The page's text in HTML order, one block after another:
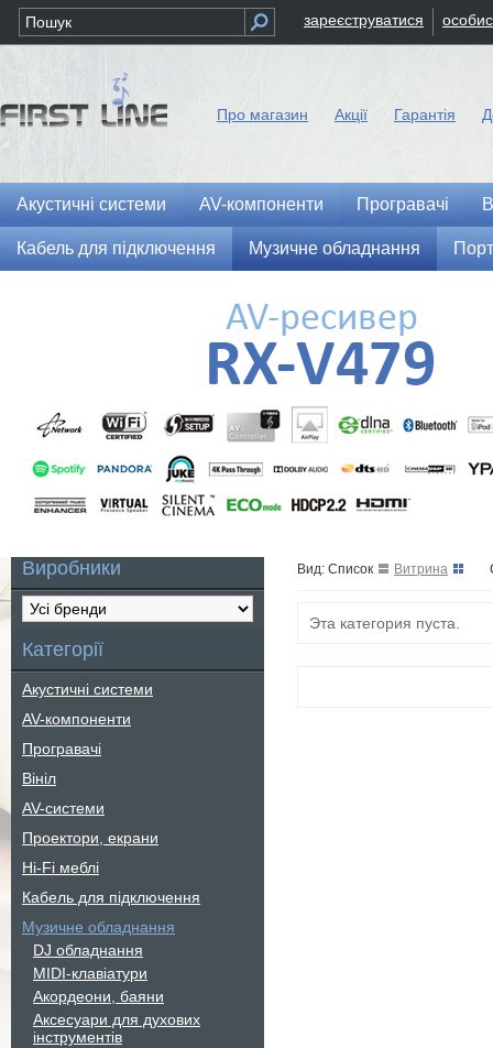
зареєструватися
Про магазин Акції Гарантія
Акустичні системи AV-компоненти Програвачі
Кабель для підключення Музичне обладнання
Виробники
Категорії
Акустичні системи
AV-компоненти
Програвачі
Вініл
AV-системи
Проектори, екрани
Hi-Fi меблі
Кабель для підключення
Музичне обладнання
DJ обладнання
MIDI-клавіатури
Акордеони, баяни
Аксесуари для духових
інструментів
Вид: Список Витрина
Эта категория пуста.